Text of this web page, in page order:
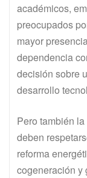
académicos,
preocupados
mayor
dependencia
decisión sobre
desarrollo
Pero también
deben
reforma
cogeneración y